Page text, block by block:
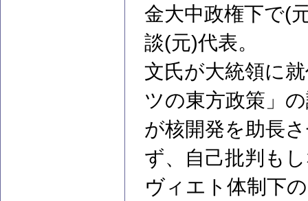
金大中政権下で(
談(元)代表。
文氏が大統領に
ツの東方政策」
が核開発を助長
ず、自己批判も
ヴィエト体制下